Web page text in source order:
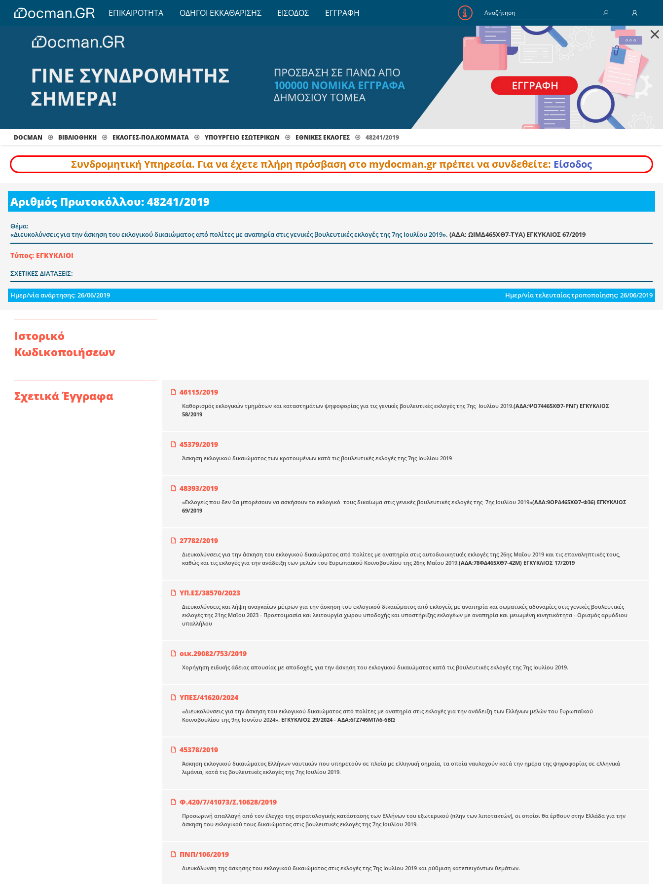
ΕΠΙΚΑΙΡΟΤΗΤΑ ΟΔΗΓΟΙ ΕΚΚΑΘΑΡΙΣΗΣ ΕΙΣΟΔΟΣ ΕΓΓΡΑΦΗ
E-Mail
Κωδικός
Να με θυμάσαι
×
DOCMAN ΒΙΒΛΙΟΘΗΚΗ ΕΚΛΟΓΕΣ-ΠΟΛ.ΚΟΜΜΑΤΑ ΥΠΟΥΡΓΕΙΟ ΕΣΩΤΕΡΙΚΩΝ ΕΘΝΙΚΈΣ ΕΚΛΟΓΈΣ 48241/2019
Συνδρομητική Υπηρεσία. Για να έχετε πλήρη πρόσβαση στο mydocman.gr πρέπει να συνδεθείτε: Είσοδος
Αριθμός Πρωτοκόλλου: 48241/2019
Θέμα:
«Διευκολύνσεις για την άσκηση του εκλογικού δικαιώματος από πολίτες με αναπηρία στις γενικές βουλευτικές εκλογές της 7ης Ιουλίου 2019». (ΑΔΑ: ΩΙΜΔ465ΧΘ7-ΤΥΑ) ΕΓΚΥΚΛΙΟΣ 67/2019
Τύπος: ΕΓΚΥΚΛΙΟΙ
ΣΧΕΤΙΚΕΣ ΔΙΑΤΑΞΕΙΣ:
Ημερ/νία ανάρτησης: 26/06/2019 Ημερ/νία τελευταίας τροποποίησης: 26/06/2019
Ιστορικό
Κωδικοποιήσεων
Σχετικά Έγγραφα 46115/2019
Καθορισµός εκλογικών τµηµάτων και καταστηµάτων ψηφοφορίας για τις γενικές βουλευτικές εκλογές της 7ης Ιουλίου 2019.(ΑΔΑ:ΨΟ74465ΧΘ7-ΡΝΓ) ΕΓΚΥΚΛΙΟΣ
58/2019
45379/2019
Άσκηση εκλογικού δικαιώματος των κρατουμένων κατά τις βουλευτικές εκλογές της 7ης Ιουλίου 2019
48393/2019
«Eκλογείς που δεν θα μπορέσουν να ασκήσουν το εκλογικό τους δικαίωμα στις γενικές βουλευτικές εκλογές της 7ης Ιουλίου 2019»(ΑΔΑ:9ΟΡΔ465ΧΘ7-Φ36) ΕΓΚΥΚΛΙΟΣ
69/2019
27782/2019
Διευκολύνσεις για την άσκηση του εκλογικού δικαιώματος από πολίτες με αναπηρία στις αυτοδιοικητικές εκλογές της 26ης Μαΐου 2019 και τις επαναληπτικές τους,
καθώς και τις εκλογές για την ανάδειξη των μελών του Ευρωπαϊκού Κοινοβουλίου της 26ης Μαΐου 2019.(ΑΔΑ:78ΦΔ465ΧΘ7-42Μ) ΕΓΚΥΚΛΙΟΣ 17/2019
ΥΠ.ΕΣ/38570/2023
Διευκολύνσεις και λήψη αναγκαίων μέτρων για την άσκηση του εκλογικού δικαιώματος από εκλογείς με αναπηρία και σωματικές αδυναμίες στις γενικές βουλευτικές
εκλογές της 21ης Μαϊου 2023 - Προετοιμασία και λειτουργία χώρου υποδοχής και υποστήριξης εκλογέων με αναπηρία και μειωμένη κινητικότητα - Ορισμός αρμόδιου
υπαλλήλου
οικ.29082/753/2019
Χορήγηση ειδικής άδειας απουσίας με αποδοχές, για την άσκηση του εκλογικού δικαιώματος κατά τις βουλευτικές εκλογές της 7ης Ιουλίου 2019.
ΥΠΕΣ/41620/2024
«Διευκολύνσεις για την άσκηση του εκλογικού δικαιώματος από πολίτες με αναπηρία στις εκλογές για την ανάδειξη των Ελλήνων μελών του Ευρωπαϊκού
Κοινοβουλίου της 9ης Ιουνίου 2024». ΕΓΚΥΚΛΙΟΣ 29/2024 - ΑΔΑ:6ΓΖ746ΜΤΛ6-6ΒΩ
45378/2019
Άσκηση εκλογικού δικαιώματος Ελλήνων ναυτικών που υπηρετούν σε πλοία με ελληνική σημαία, τα οποία ναυλοχούν κατά την ημέρα της ψηφοφορίας σε ελληνικά
λιμάνια, κατά τις βουλευτικές εκλογές της 7ης Ιουλίου 2019.
Φ.420/7/41073/Σ.10628/2019
Προσωρινή απαλλαγή από τον έλεγχο της στρατολογικής κατάστασης των Ελλήνων του εξωτερικού (πλην των λιποτακτών), οι οποίοι θα έρθουν στην Ελλάδα για την
άσκηση του εκλογικού τους δικαιώματος στις βουλευτικές εκλογές της 7ης Ιουλίου 2019.
ΠΝΠ/106/2019
Διευκόλυνση της άσκησης του εκλογικού δικαιώματος στις εκλογές της 7ης Ιουλίου 2019 και ρύθμιση κατεπειγόντων θεμάτων.